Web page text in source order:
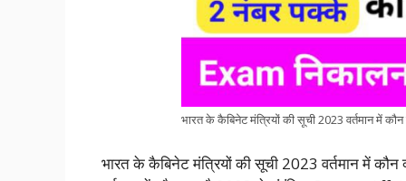
भारत के कैबिनेट मंत्रियों की सूची 2023 वर्तमान में कौन
भारत के कैबिनेट मंत्रियों की सूची 2023 वर्तमान में